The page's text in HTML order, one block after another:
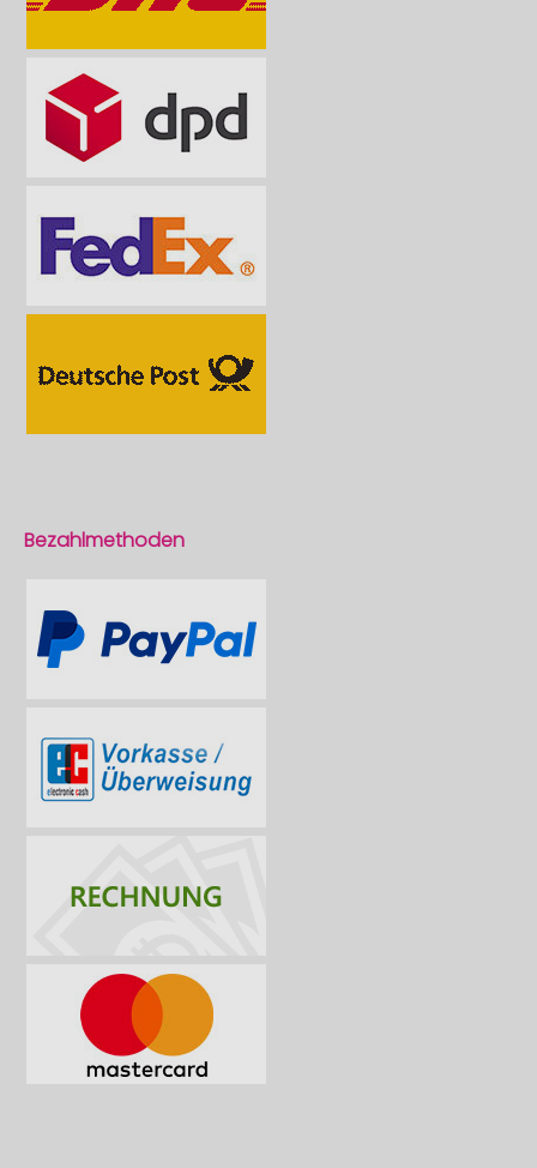
Bezahlmethoden